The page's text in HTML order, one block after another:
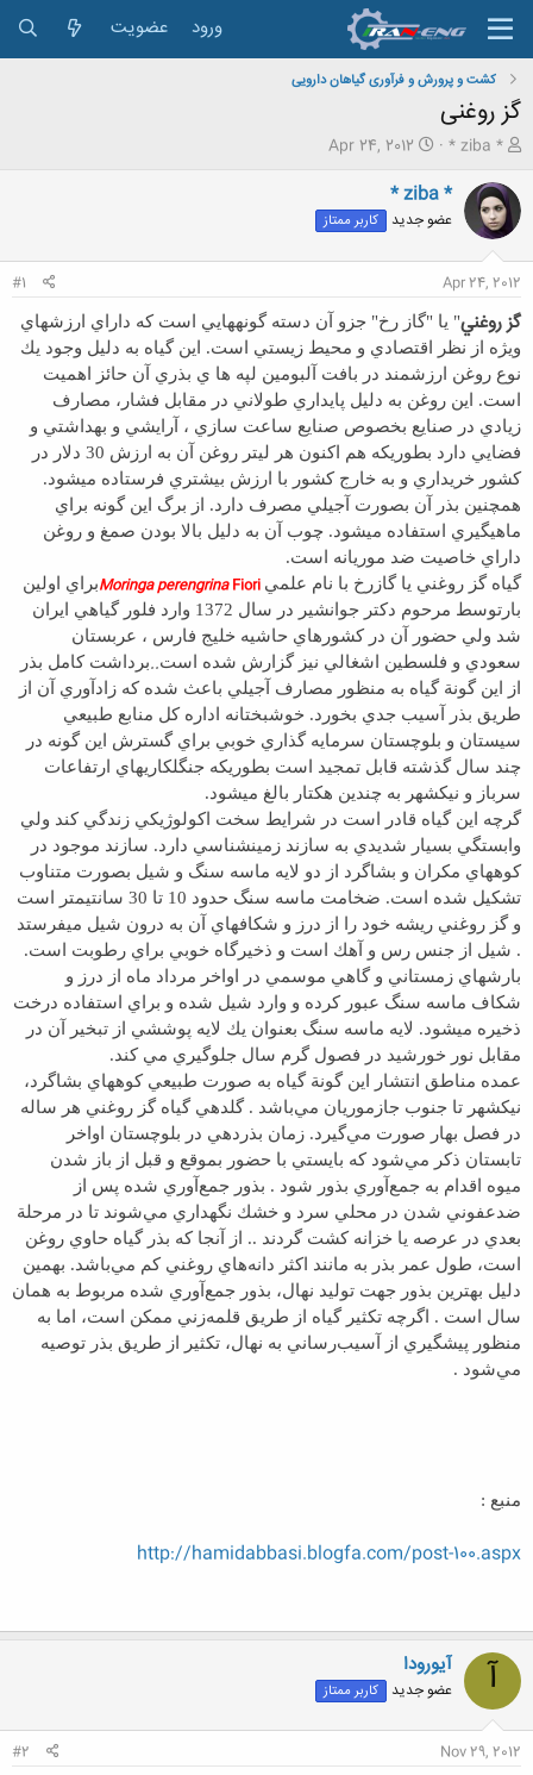
ورود عضویت
کشت و پرورش و فرآوری گیاهان دارویی
گز روغنی
ش
و
ع
ک
ه
م
و
ض
و
ع
* ziba *
ت
ر
خ
ع
Apr 24, 2012
* ziba *
عضو جدید کاربر ممتاز
Apr 24, 2012
#1
گز روغني" يا "گاز رخ" جزو آن دسته گونه­هايي است كه داراي ارزشهاي
ويژه از نظر اقتصادي و محيط زيستي است. اين گياه به دليل وجود يك
نوع روغن ارزشمند در بافت آلبومين لپه ها ي بذري آن حائز اهميت
است. اين روغن به دليل پايداري طولاني در مقابل فشار، مصارف
زيادي در صنايع بخصوص صنايع ساعت سازي ، آرايشي و بهداشتي و
فضايي دارد بطوريكه هم اكنون هر ليتر روغن آن به ارزش 30 دلار در
كشور خريداري و به خارج كشور با ارزش بيشتري فرستاده مي­شود.
همچنين بذر آن بصورت آجيلي مصرف دارد. از برگ اين گونه براي
ماهيگيري استفاده مي­شود. چوب آن به دليل بالا بودن صمغ و روغن
داراي خاصيت ضد موريانه است.
گياه گز روغني يا گازرخ با نام علمي Fiori
براي اولين
بارتوسط مرحوم دكتر جوانشير در سال 1372 وارد فلور گياهي ايران
شد ولي حضور آن در كشورهاي حاشيه خليج فارس ، عربستان
سعودي و فلسطين اشغالي نيز گزارش شده است..برداشت كامل بذر
از اين گونة گياه به منظور مصارف آجيلي باعث شده كه زادآوري آن از
طريق بذر آسيب جدي بخورد. خوشبختانه اداره كل منابع طبيعي
سيستان و بلوچستان سرمايه گذاري خوبي براي گسترش اين گونه در
چند سال گذشته قابل تمجيد است بطوريكه جنگلكاريهاي ارتفاعات
سرباز و نيكشهر به چندين هكتار بالغ ميشود.
گرچه اين گياه قادر است در شرايط سخت اكولوژيكي زندگي كند ولي
وابستگي بسيار شديدي به سازند زمين­شناسي دارد. سازند موجود در
كوههاي مكران و بشاگرد از دو لايه ماسه سنگ و شيل بصورت متناوب
تشكيل شده است. ضخامت ماسه سنگ حدود 10 تا 30 سانتيمتر است
و گز روغني ريشه خود را از درز و شكافهاي آن به درون شيل مي­فرستد
. شيل از جنس رس و آهك است و ذخيرگاه خوبي براي رطوبت است.
بارشهاي زمستاني و گاهي موسمي در اواخر مرداد ماه از درز و
شكاف ماسه سنگ عبور كرده و وارد شيل شده و براي استفاده درخت
ذخيره ميشود. لايه ماسه سنگ بعنوان يك لايه پوششي از تبخير آن در
مقابل نور خورشيد در فصول گرم سال جلوگيري مي كند.
عمده مناطق انتشار اين گونة گياه به صورت طبيعي كوههاي بشاگرد،
نيكشهر تا جنوب جازموريان مي‌باشد . گلدهي گياه گز روغني هر ساله
در فصل بهار صورت مي‌گيرد. زمان بذر‌دهي در بلوچستان اواخر
تابستان ذكر مي‌شود كه بايستي با حضور بموقع و قبل از باز شدن
ميوه اقدام به جمع‌آوري بذور شود . بذور جمع‌آوري شده پس از
ضدعفوني شدن در محلي سرد و خشك نگهداري مي‌شوند تا در مرحلة
بعدي در عرصه يا خزانه كشت گردند .. از آنجا كه بذر گياه حاوي روغن
است، طول عمر بذر به مانند اكثر دانه‌هاي روغني كم مي‌باشد. بهمين
دليل بهترين بذور جهت توليد نهال، بذور جمع‌آوري شده مربوط به همان
سال است . اگرچه تكثير گياه از طريق قلمه‌‌زني ممكن است، اما به
منظور پيشگيري از آسيب‌رساني به نهال، تكثير از طريق بذر توصيه
مي‌شود .
منبع :
http://hamidabbasi.blogfa.com/post-100.aspx
آ آیورودا
عضو جدید کاربر ممتاز
Nov 29, 2012
#2